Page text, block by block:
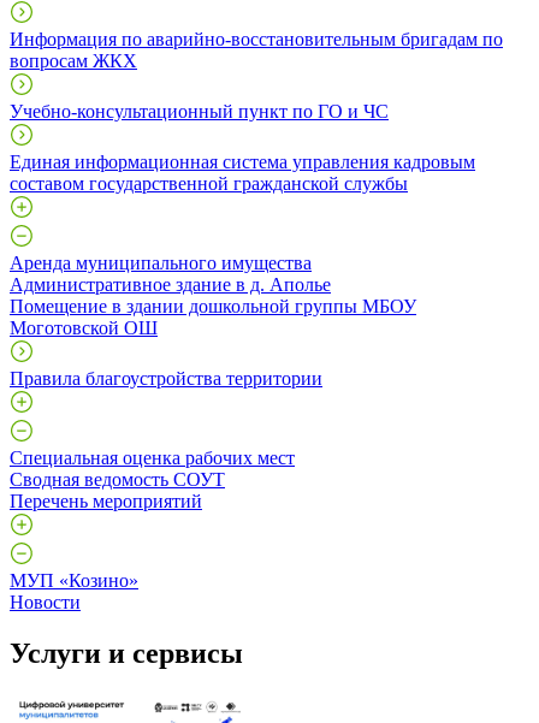
Информация по аварийно-восстановительным бригадам по
вопросам ЖКХ
Учебно-консультационный пункт по ГО и ЧС
Единая информационная система управления кадровым
составом государственной гражданской службы
Аренда муниципального имущества
Административное здание в д. Аполье
Помещение в здании дошкольной группы МБОУ
Моготовской ОШ
Правила благоустройства территории
Специальная оценка рабочих мест
Сводная ведомость СОУТ
Перечень мероприятий
МУП «Козино»
Новости
Услуги и сервисы